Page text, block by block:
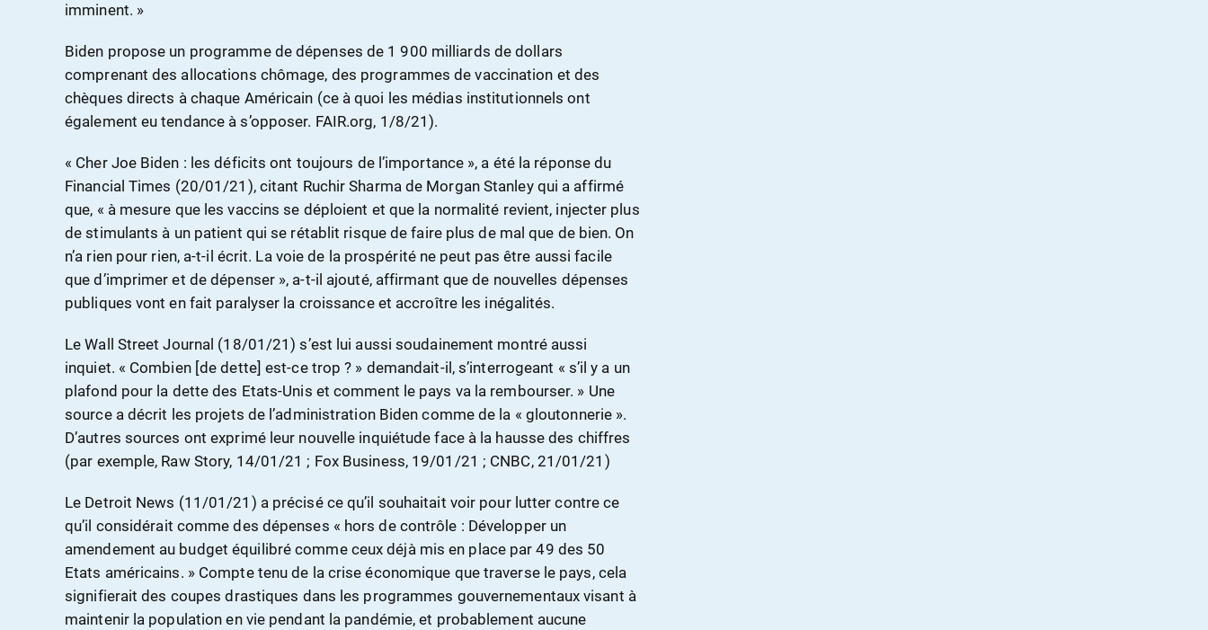
imminent. »
Biden propose un programme de dépenses de 1 900 milliards de dollars
comprenant des allocations chômage, des programmes de vaccination et des
chèques directs à chaque Américain (ce à quoi les médias institutionnels ont
également eu tendance à s’opposer. FAIR.org, 1/8/21).
« Cher Joe Biden : les déficits ont toujours de l’importance », a été la réponse du
Financial Times (20/01/21), citant Ruchir Sharma de Morgan Stanley qui a affirmé
que, « à mesure que les vaccins se déploient et que la normalité revient, injecter plus
de stimulants à un patient qui se rétablit risque de faire plus de mal que de bien. On
n’a rien pour rien, a-t-il écrit. La voie de la prospérité ne peut pas être aussi facile
que d’imprimer et de dépenser », a-t-il ajouté, affirmant que de nouvelles dépenses
publiques vont en fait paralyser la croissance et accroître les inégalités.
Le Wall Street Journal (18/01/21) s’est lui aussi soudainement montré aussi
inquiet. « Combien [de dette] est-ce trop ? » demandait-il, s’interrogeant « s’il y a un
plafond pour la dette des Etats-Unis et comment le pays va la rembourser. » Une
source a décrit les projets de l’administration Biden comme de la « gloutonnerie ».
D’autres sources ont exprimé leur nouvelle inquiétude face à la hausse des chiffres
(par exemple, Raw Story, 14/01/21 ; Fox Business, 19/01/21 ; CNBC, 21/01/21)
Le Detroit News (11/01/21) a précisé ce qu’il souhaitait voir pour lutter contre ce
qu’il considérait comme des dépenses « hors de contrôle : Développer un
amendement au budget équilibré comme ceux déjà mis en place par 49 des 50
Etats américains. » Compte tenu de la crise économique que traverse le pays, cela
signifierait des coupes drastiques dans les programmes gouvernementaux visant à
maintenir la population en vie pendant la pandémie, et probablement aucune